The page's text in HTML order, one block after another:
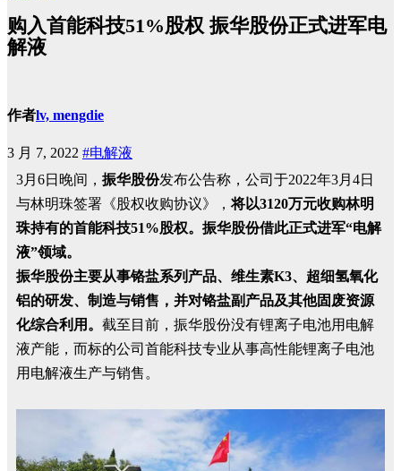
购入首能科技51%股权 振华股份正式进军电
解液
作者lv, mengdie
3 月 7, 2022 #电解液
3月6日晚间， 振华股份发布公告称，公司于2022年3月4日
与林明珠签署《股权收购协议》，将以3120万元收购林明
珠持有的首能科技51%股权。振华股份借此正式进军“电解
液”领域。
振华股份主要从事铬盐系列产品、维生素K3、超细氢氧化
铝的研发、制造与销售，并对铬盐副产品及其他固废资源
化综合利用。 截至目前，振华股份没有锂离子电池用电解
液产能，而标的公司首能科技专业从事高性能锂离子电池
用电解液生产与销售。